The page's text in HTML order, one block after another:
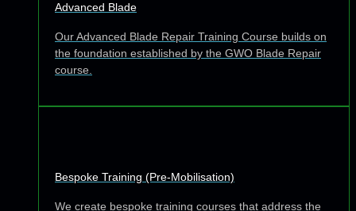
Advanced Blade
Our Advanced Blade Repair Training Course builds on
the foundation established by the GWO Blade Repair
course.
Bespoke Training (Pre-Mobilisation)
We create bespoke training courses that address the